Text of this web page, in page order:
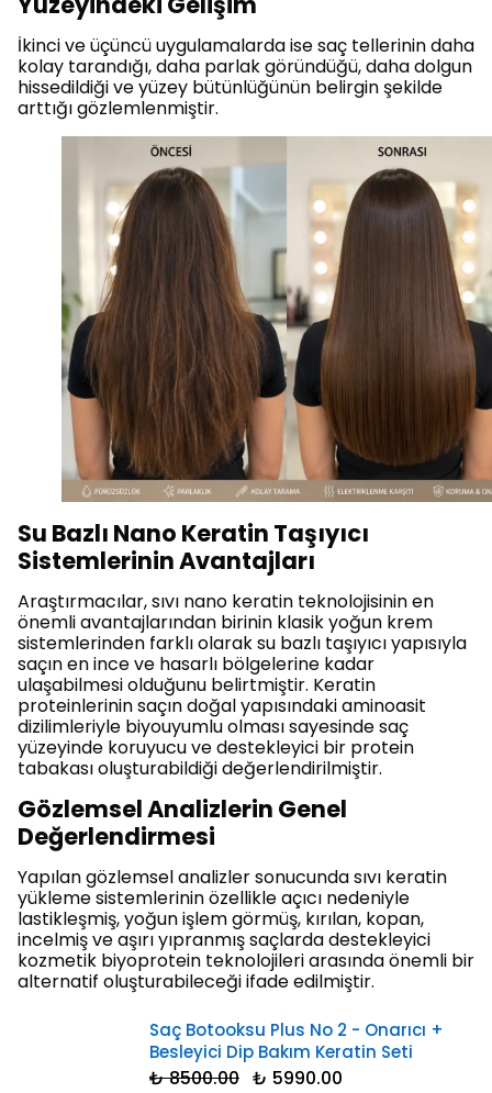
İkinci ve üçüncü uygulamalarda ise saç tellerinin daha
kolay tarandığı, daha parlak göründüğü, daha dolgun
hissedildiği ve yüzey bütünlüğünün belirgin şekilde
arttığı gözlemlenmiştir.
Su Bazlı Nano Keratin Taşıyıcı
Sistemlerinin Avantajları
Araştırmacılar, sıvı nano keratin teknolojisinin en
önemli avantajlarından birinin klasik yoğun krem
sistemlerinden farklı olarak su bazlı taşıyıcı yapısıyla
saçın en ince ve hasarlı bölgelerine kadar
ulaşabilmesi olduğunu belirtmiştir. Keratin
proteinlerinin saçın doğal yapısındaki aminoasit
dizilimleriyle biyouyumlu olması sayesinde saç
yüzeyinde koruyucu ve destekleyici bir protein
tabakası oluşturabildiği değerlendirilmiştir.
Gözlemsel Analizlerin Genel
Değerlendirmesi
Yapılan gözlemsel analizler sonucunda sıvı keratin
yükleme sistemlerinin özellikle açıcı nedeniyle
lastikleşmiş, yoğun işlem görmüş, kırılan, kopan,
incelmiş ve aşırı yıpranmış saçlarda destekleyici
kozmetik biyoprotein teknolojileri arasında önemli bir
alternatif oluşturabileceği ifade edilmiştir.
Saç Botooksu Plus No 2 - Onarıcı +
Besleyici Dip Bakım Keratin Seti
₺ 8500.00 ₺ 5990.00